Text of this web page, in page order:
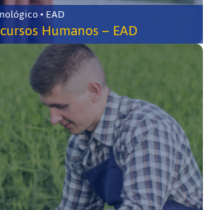
• EAD
Humanos – EAD